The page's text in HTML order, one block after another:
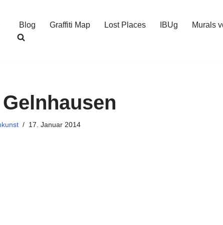
Blog Graffiti Map Lost Places IBUg Murals
17. Januar 2014